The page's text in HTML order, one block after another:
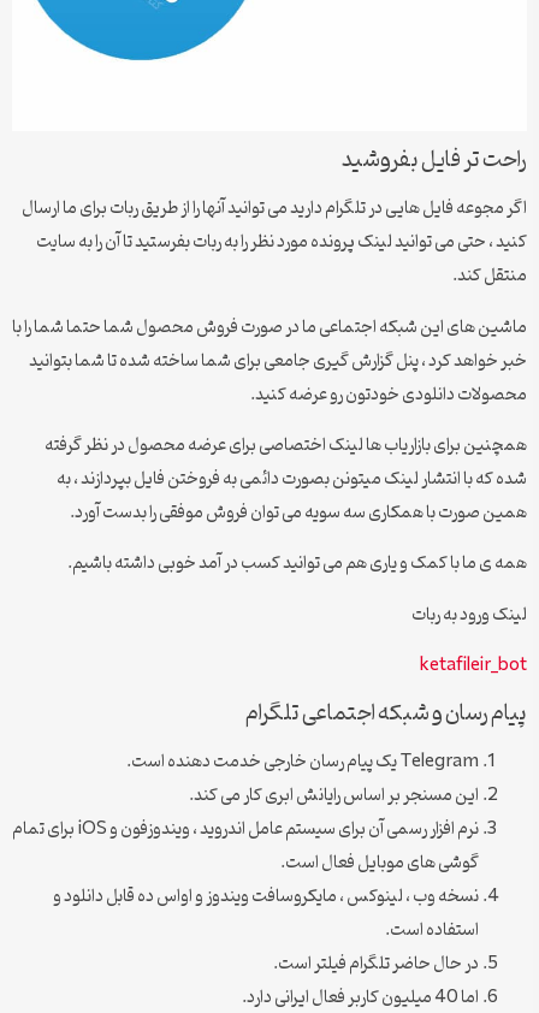
راحت تر فایل بفروشید
اگر مجوعه فایل هایی در تلگرام دارید می توانید آنها را از طریق ربات برای ما ارسال
کنید ، حتی می توانید لینک پرونده مورد نظر را به ربات بفرستید تا آن را به سایت
منتقل کند.
ماشین های این شبکه اجتماعی ما در صورت فروش محصول شما حتما شما را با
خبر خواهد کرد ، پنل گزارش گیری جامعی برای شما ساخته شده تا شما بتوانید
محصولات دانلودی خودتون رو عرضه کنید.
همچنین برای بازاریاب ها لینک اختصاصی برای عرضه محصول در نظر گرفته
شده که با انتشار لینک میتونن بصورت دائمی به فروختن فایل بپردازند ، به
همین صورت با همکاری سه سویه می توان فروش موفقی را بدست آورد.
همه ی ما با کمک و یاری هم می توانید کسب در آمد خوبی داشته باشیم.
لینک ورود به ربات
ketafileir_bot
پیام رسان و شبکه اجتماعی تلگرام
Telegram یک پیام رسان خارجی خدمت دهنده است.
این مسنجر بر اساس رایانش ابری کار می کند.
نرم افزار رسمی آن برای سیستم عامل اندروید ، ویندوزفون و iOS برای تمام
گوشی های موبایل فعال است.
نسخه وب ، لینوکس ، مایکروسافت ویندوز و اواس ده قابل دانلود و
استفاده است.
در حال حاضر تلگرام فیلتر است.
اما 40 میلیون کاربر فعال ایرانی دارد.